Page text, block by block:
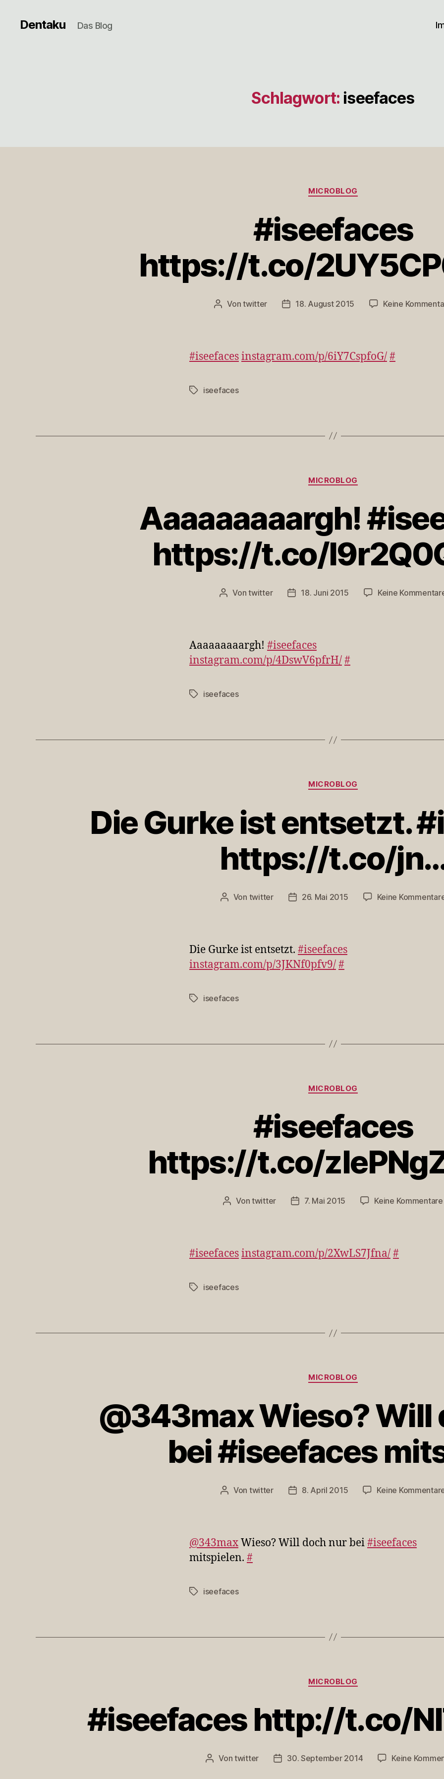
Dentaku Das Blog
Schlagwort: iseefaces
Kategorien
MICROBLOG
#iseefaces
https://t.co/
Beitragsautor
Vontwitter Veröffentlichungsdatum
18. August 2015 Keine
#iseefacesinstagram.com/p/6iY7CspfoG/#
Schlagwörter
iseefaces
Kategorien
MICROBLOG
Aaaaaaaaargh!
https://t.co/
Beitragsautor
Vontwitter Veröffentlichungsdatum
18. Juni 2015 Keine
Aaaaaaaaargh! #iseefaces
instagram.com/p/4DswV6pfrH/#
Schlagwörter
iseefaces
Kategorien
MICROBLOG
Die Gurke ist entsetzt.
https://t.co/
Beitragsautor
Von twitter Veröffentlichungsdatum
26. Mai 2015 Keine
Die Gurke ist entsetzt. #iseefaces
instagram.com/p/3JKNf0pfv9/#
Schlagwörter
iseefaces
Kategorien
MICROBLOG
#iseefaces
https://t.co/
Beitragsautor
Vontwitter Veröffentlichungsdatum
7. Mai 2015 Keine Kommentare
#iseefacesinstagram.com/p/2XwLS7Jfna/#
Schlagwörter
iseefaces
Kategorien
MICROBLOG
@343max Wieso? Will
bei #iseefaces
Beitragsautor
Von twitter Veröffentlichungsdatum
8. April 2015 Keine
@343maxWieso? Will doch nur bei#iseefaces
mitspielen. #
Schlagwörter
iseefaces
Kategorien
MICROBLOG
#iseefaces http://t.co/
Beitragsautor
Von twitter Veröffentlichungsdatum
30. September 2014 Keine